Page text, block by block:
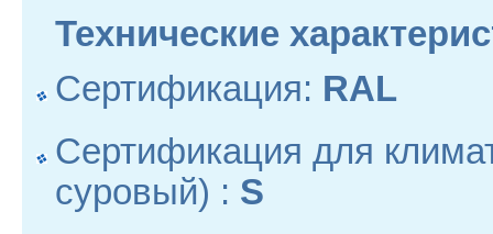
Технические
Сертификация: RAL
Сертификация для
суровый) : S